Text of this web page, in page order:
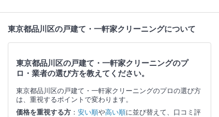
東京都品川区の戸建て・一軒家クリーニングについて
東京都品川区の戸建て・一軒家クリーニングのプ
ロ・業者の選び方を教えてください。
東京都品川区の戸建て・一軒家クリーニングのプロの選び方
は、重視するポイントで変わります。
価格を重視する方 ： 安い順や高い順に並び替えて、口コミ評